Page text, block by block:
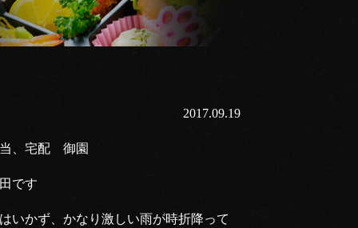
2017.09.19
、宅配 御園
です
いかず、かなり激しい雨が時折降って